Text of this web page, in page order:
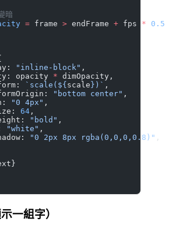
暗
= frame > endFrame + fps * 0.5
"inline-block" ,
opacity
* dimOpacity,
`scale(${ scale })` ,
"bottom center" ,
"0 4px" ,
64 ,
"bold" ,
"white" ,
"0 2px 8px rgba(0,0,0,0.8)" ,
一組字）